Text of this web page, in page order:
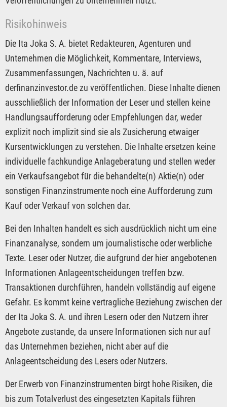
Risikohinweis
Die Ita Joka S. A. bietet Redakteuren, Agenturen und
Unternehmen die Möglichkeit, Kommentare, Interviews,
Zusammenfassungen, Nachrichten u. ä. auf
derfinanzinvestor.de zu veröffentlichen. Diese Inhalte dienen
ausschließlich der Information der Leser und stellen keine
Handlungsaufforderung oder Empfehlungen dar, weder
explizit noch implizit sind sie als Zusicherung etwaiger
Kursentwicklungen zu verstehen. Die Inhalte ersetzen keine
individuelle fachkundige Anlageberatung und stellen weder
ein Verkaufsangebot für die behandelte(n) Aktie(n) oder
sonstigen Finanzinstrumente noch eine Aufforderung zum
Kauf oder Verkauf von solchen dar.
Bei den Inhalten handelt es sich ausdrücklich nicht um eine
Finanzanalyse, sondern um journalistische oder werbliche
Texte. Leser oder Nutzer, die aufgrund der hier angebotenen
Informationen Anlageentscheidungen treffen bzw.
Transaktionen durchführen, handeln vollständig auf eigene
Gefahr. Es kommt keine vertragliche Beziehung zwischen der
der Ita Joka S. A. und ihren Lesern oder den Nutzern ihrer
Angebote zustande, da unsere Informationen sich nur auf
das Unternehmen beziehen, nicht aber auf die
Anlageentscheidung des Lesers oder Nutzers.
Der Erwerb von Finanzinstrumenten birgt hohe Risiken, die
bis zum Totalverlust des eingesetzten Kapitals führen